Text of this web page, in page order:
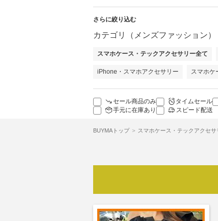
さらに絞り込む
カテゴリ（メンズファッション）
スマホケース・テックアクセサリー全て
iPhone・スマホアクセサリー スマホケ
セール商品のみ タイムセール
手元に在庫あり
スピード配送
BUYMAトップ スマホケース・テックアクセサ